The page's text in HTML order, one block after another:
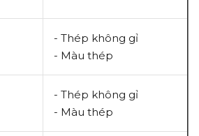
- Thép không gỉ
- Màu thép
- Thép không gỉ
- Màu thép